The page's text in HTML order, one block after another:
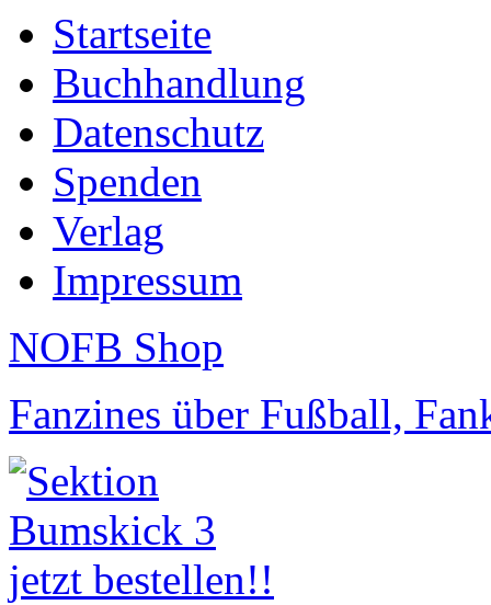
Startseite
Buchhandlung
Datenschutz
Spenden
Verlag
Impressum
NOFB Shop
Fanzines über Fußball,